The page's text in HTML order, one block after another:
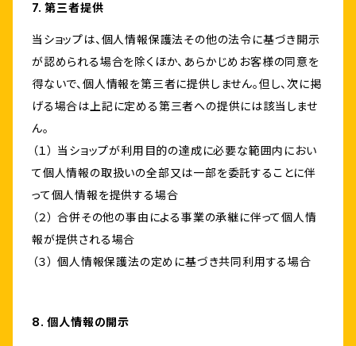
7. 第三者提供
当ショップは、個人情報保護法その他の法令に基づき開示
が認められる場合を除くほか、あらかじめお客様の同意を
得ないで、個人情報を第三者に提供しません。但し、次に掲
げる場合は上記に定める第三者への提供には該当しませ
ん。
（１） 当ショップが利用目的の達成に必要な範囲内におい
て個人情報の取扱いの全部又は一部を委託することに伴
って個人情報を提供する場合
（２） 合併その他の事由による事業の承継に伴って個人情
報が提供される場合
（３） 個人情報保護法の定めに基づき共同利用する場合
8. 個人情報の開示